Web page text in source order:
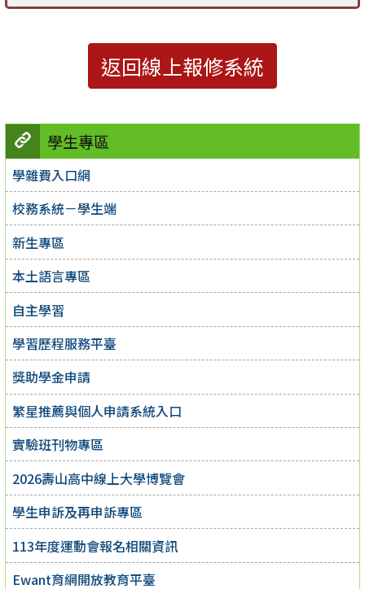
學生專區
學雜費入口網
校務系統－學生端
新生專區
本土語言專區
自主學習
學習歷程服務平臺
獎助學金申請
繁星推薦與個人申請系統入口
實驗班刊物專區
2026壽山高中線上大學博覽會
學生申訴及再申訴專區
113年度運動會報名相關資訊
Ewant育網開放教育平臺
返回線上報修系統